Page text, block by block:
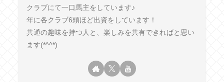
クラブにて一口馬主をしています♪
年に各クラブ6頭ほど出資をしています！
共通の趣味を持つ人と、楽しみを共有できればと思い
ます(*^^*)